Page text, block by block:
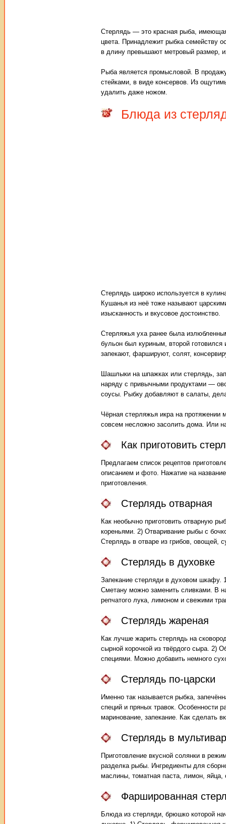
Стерлядь — это красная рыба, имеющая
цвета. Принадлежит рыбка семейству
в длину превышают метровый размер,
Рыба является промысловой. В
стейками, в виде консервов. Из
удалить даже ножом.
Блюда из
Стерлядь широко используется в
Кушанья из неё тоже называют
изысканность и вкусовое достоинство.
Стерляжья уха ранее была
бульон был куриным, второй
запекают, фаршируют, солят,
Шашлыки на шпажках или стерлядь,
наряду с привычными продуктами —
соусы. Рыбку добавляют в салаты,
Чёрная стерляжья икра на протяжении
совсем несложно засолить дома. Или
Как приготовить
Предлагаем список рецептов
описанием и фото. Нажатие на
приготовления.
Стерлядь отварная
Как необычно приготовить отварную
кореньями. 2) Отваривание рыбы с
Стерлядь в отваре из грибов, овощей,
Стерлядь в духовке
Запекание стерляди в духовом шкафу.
Сметану можно заменить сливками. В
репчатого лука, лимоном и свежими
Стерлядь жареная
Как лучше жарить стерлядь на
сырной корочкой из твёрдого сыра. 2)
специями. Можно добавить немного
Стерлядь по-царски
Именно так называется рыбка,
специй и пряных травок. Особенности
маринование, запекание. Как сделать
Стерлядь в
Приготовление вкусной солянки в
разделка рыбы. Ингредиенты для
маслины, томатная паста, лимон, яйца,
Фаршированная
Блюда из стерляди, брюшко которой